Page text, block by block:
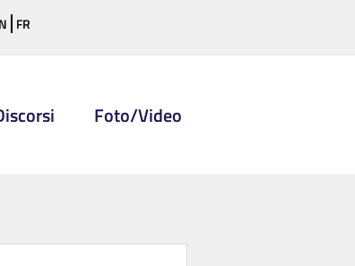
FR
Foto/Video